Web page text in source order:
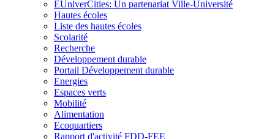
EUniverCities: Un partenariat Ville-Université
Hautes écoles
Liste des hautes écoles
Scolarité
Recherche
Développement durable
Portail Développement durable
Energies
Espaces verts
Mobilité
Alimentation
Ecoquartiers
Rapport d'activité FDD-FEE